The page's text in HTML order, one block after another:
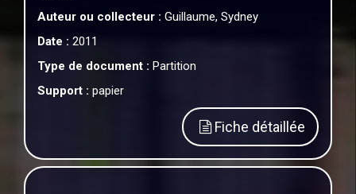
Auteur ou collecteur : Guillaume, Sydney
Date : 2011
Type de document : Partition
Support : papier
Fiche détaillée